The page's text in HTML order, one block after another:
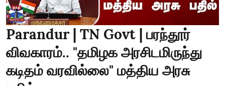
Parandur | TN Govt | பரந்தூர்
விவகாரம்.. "தமிழக அரசிடமிருந்து
கடிதம் வரவில்லை" மத்திய அரசு